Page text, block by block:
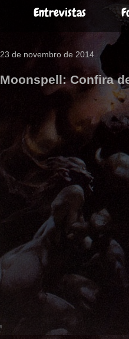
Entrevistas
23 de novembro de 2014
Moonspell: Confira